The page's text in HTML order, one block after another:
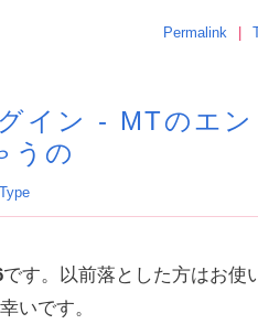
Permalink
イン - MTのエ
うの
です。以前落とした方はお使
いです。